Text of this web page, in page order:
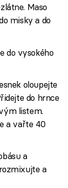
Maso
misky a do
do vysokého
oloupejte
do hrnce
listem.
a vařte 40
a
a